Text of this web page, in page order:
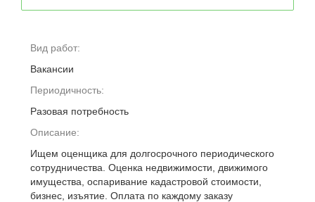
Вид работ:
Вакансии
Периодичность:
Разовая потребность
Описание:
Ищем оценщика для долгосрочного периодического
сотрудничества. Оценка недвижимости, движимого
имущества, оспаривание кадастровой стоимости,
бизнес, изъятие. Оплата по каждому заказу